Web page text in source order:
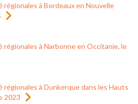
régionales à Bordeaux en Nouvelle
régionales à Narbonne en Occitanie, le
régionales à Dunkerque dans les Hauts
2023